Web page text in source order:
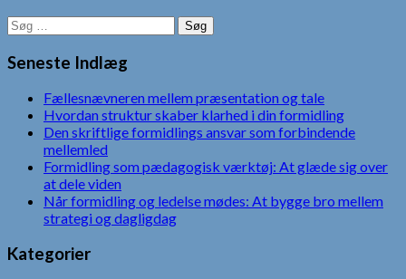
Søg
efter:
Seneste Indlæg
Fællesnævneren mellem præsentation og tale
Hvordan struktur skaber klarhed i din formidling
Den skriftlige formidlings ansvar som forbindende
mellemled
Formidling som pædagogisk værktøj: At glæde sig over
at dele viden
Når formidling og ledelse mødes: At bygge bro mellem
strategi og dagligdag
Kategorier